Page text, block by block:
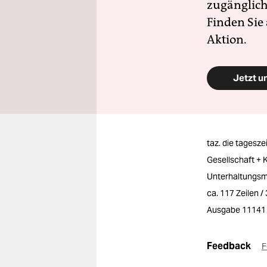
Finden
Aktion.
Jetzt
taz. die
Gesellschaft +
ca. 117 Zeilen /
Ausgabe 11141
Feedback